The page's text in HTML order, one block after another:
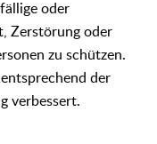
oder
Zerstörung oder
zu schützen.
der
verbessert.